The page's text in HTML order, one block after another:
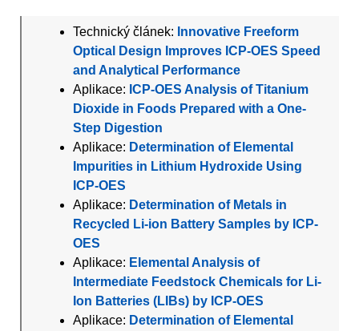
Technický článek: Innovative Freeform
Optical Design Improves ICP-OES Speed
and Analytical Performance
Aplikace: ICP-OES Analysis of Titanium
Dioxide in Foods Prepared with a One-
Step Digestion
Aplikace: Determination of Elemental
Impurities in Lithium Hydroxide Using
ICP-OES
Aplikace: Determination of Metals in
Recycled Li-ion Battery Samples by ICP-
OES
Aplikace: Elemental Analysis of
Intermediate Feedstock Chemicals for Li-
Ion Batteries (LIBs) by ICP-OES
Aplikace: Determination of Elemental